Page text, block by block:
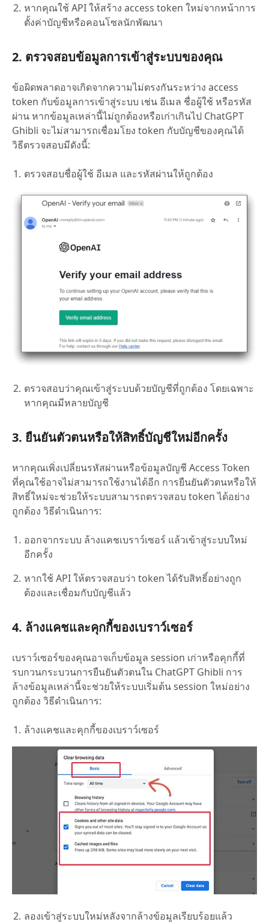
หากคุณใช้ API ให้สร้าง access token ใหม่จากหน้าการ
ตั้งค่าบัญชีหรือคอนโซลนักพัฒนา
2. ตรวจสอบข้อมูลการเข้าสู่ระบบของคุณ
ข้อผิดพลาดอาจเกิดจากความไม่ตรงกันระหว่าง access
token กับข้อมูลการเข้าสู่ระบบ เช่น อีเมล ชื่อผู้ใช้ หรือรหัส
ผ่าน หากข้อมูลเหล่านี้ไม่ถูกต้องหรือเก่าเกินไป ChatGPT
Ghibli จะไม่สามารถเชื่อมโยง token กับบัญชีของคุณได้
วิธีตรวจสอบมีดังนี้:
ตรวจสอบชื่อผู้ใช้ อีเมล และรหัสผ่านให้ถูกต้อง
ตรวจสอบว่าคุณเข้าสู่ระบบด้วยบัญชีที่ถูกต้อง โดยเฉพาะ
หากคุณมีหลายบัญชี
3. ยืนยันตัวตนหรือให้สิทธิ์บัญชีใหม่อีกครั้ง
หากคุณเพิ่งเปลี่ยนรหัสผ่านหรือข้อมูลบัญชี Access Token
ที่คุณใช้อาจไม่สามารถใช้งานได้อีก การยืนยันตัวตนหรือให้
สิทธิ์ใหม่จะช่วยให้ระบบสามารถตรวจสอบ token ได้อย่าง
ถูกต้อง วิธีดำเนินการ:
ออกจากระบบ ล้างแคชเบราว์เซอร์ แล้วเข้าสู่ระบบใหม่
อีกครั้ง
หากใช้ API ให้ตรวจสอบว่า token ได้รับสิทธิ์อย่างถูก
ต้องและเชื่อมกับบัญชีแล้ว
4. ล้างแคชและคุกกี้ของเบราว์เซอร์
เบราว์เซอร์ของคุณอาจเก็บข้อมูล session เก่าหรือคุกกี้ที่
รบกวนกระบวนการยืนยันตัวตนใน ChatGPT Ghibli การ
ล้างข้อมูลเหล่านี้จะช่วยให้ระบบเริ่มต้น session ใหม่อย่าง
ถูกต้อง วิธีดำเนินการ:
ล้างแคชและคุกกี้ของเบราว์เซอร์
ลองเข้าสู่ระบบใหม่หลังจากล้างข้อมูลเรียบร้อยแล้ว